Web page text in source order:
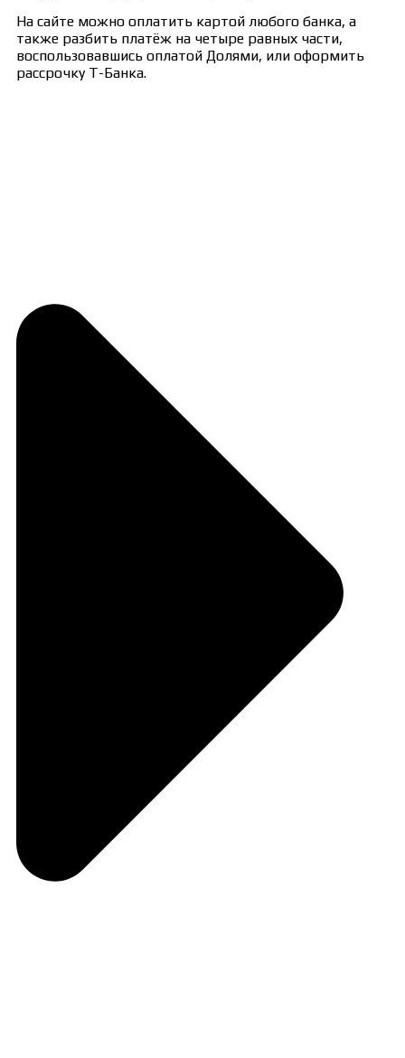
На сайте можно оплатить картой любого банка, а
также разбить платёж на четыре равных части,
воспользовавшись оплатой Долями, или оформить
рассрочку Т-Банка.